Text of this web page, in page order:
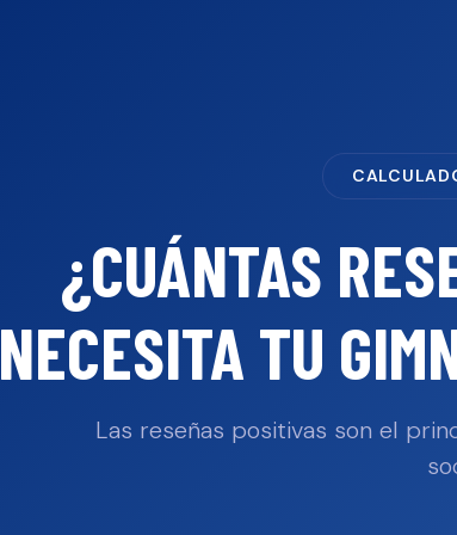
¿CUÁNTAS
NECESITA TU
Las reseñas positivas son el